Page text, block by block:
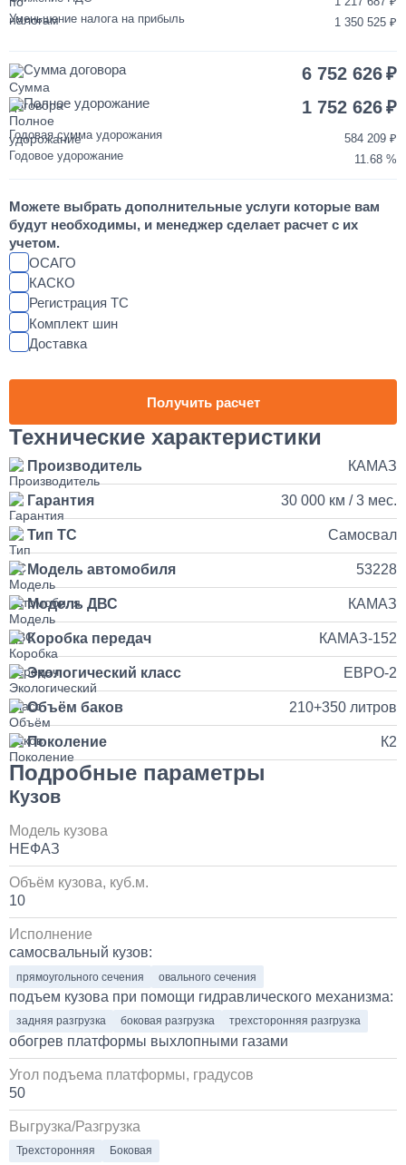
1 день
от 2 до 3 дней
55 000
Установка магнитолы и динамиков в КАМАЗ
Наращивание кузова и бортов на КАМАЗ
150 000
от 5 до 10 дней
Установка и подключение рации с антенной на КАМАЗ
35 000
1 день
Установка продувочного пистолета в кабину
3 500
Установка системы контроля положения
самосвального кузова
10 000
Установка сдвоенной двухрядной кабины с
Уменьшение налога на прибыль
1 350 525
Сумма договора 6 752 626
Полное удорожание 1 752 626
Годовая сумма удорожания
584 209
Годовое удорожание
11.68
Можете выбрать дополнительные услуги которые вам
будут необходимы, и менеджер сделает расчет с их
учетом.
ОСАГО
КАСКО
Регистрация ТС
Комплект шин
Доставка
Получить расчет
Технические характеристики
Производитель КАМАЗ
Гарантия 30 000 км / 3 мес.
Тип ТС Самосвал
Модель автомобиля 53228
Модель ДВС КАМАЗ
Коробка передач КАМАЗ-152
Экологический класс ЕВРО-2
Объём баков 210+350 литров
Поколение К2
Подробные параметры
Кузов
Модель кузова
НЕФАЗ
Объём кузова, куб.м.
10
Исполнение
самосвальный кузов:
прямоугольного сечения овального сечения
подъем кузова при помощи гидравлического механизма:
задняя разгрузка боковая разгрузка трехсторонняя разгрузка
обогрев платформы выхлопными газами
Угол подъема платформы, градусов
50
Выгрузка/Разгрузка
Трехсторонняя Боковая